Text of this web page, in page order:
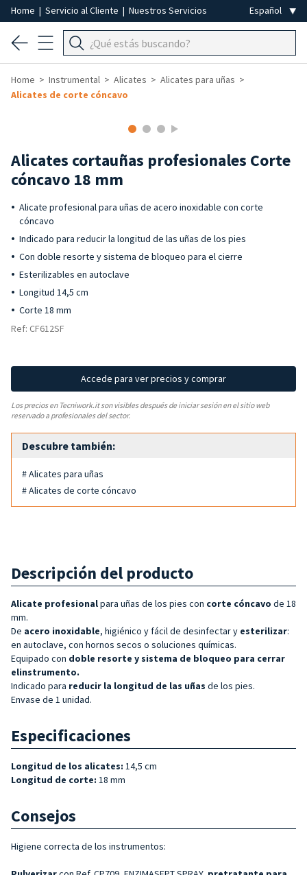
Home | Servicio al Cliente | Nuestros Servicios
Home Instrumental Alicates
Alicates para uñas
Alicates de corte cóncavo
Alicates cortauñas profesionales Corte
cóncavo 18 mm
Alicate profesional para uñas de acero inoxidable con corte
cóncavo
Indicado para reducir la longitud de las uñas de los pies
Con doble resorte y sistema de bloqueo para el cierre
Esterilizables en autoclave
Longitud 14,5 cm
Corte 18 mm
Ref: CF612SF
Accede para ver precios y comprar
Los precios en Tecniwork.it son visibles después de iniciar sesión en el sitio web
reservado a profesionales del sector.
Descubre también:
# Alicates para uñas
# Alicates de corte cóncavo
Descripción del producto
Alicate profesionalpara uñas de los pies con corte cóncavo de 18
mm.
De acero inoxidable, higiénico y fácil de desinfectar y esterilizar:
en autoclave, con hornos secos o soluciones químicas.
Equipado con doble resorte y sistema de bloqueo para cerrar
elinstrumento.
Indicado para reducir la longitud de las uñas de los pies.
Envase de 1 unidad.
Especificaciones
Longitud de los alicates: 14,5 cm
Longitud de corte: 18 mm
Consejos
Higiene correcta de los instrumentos: